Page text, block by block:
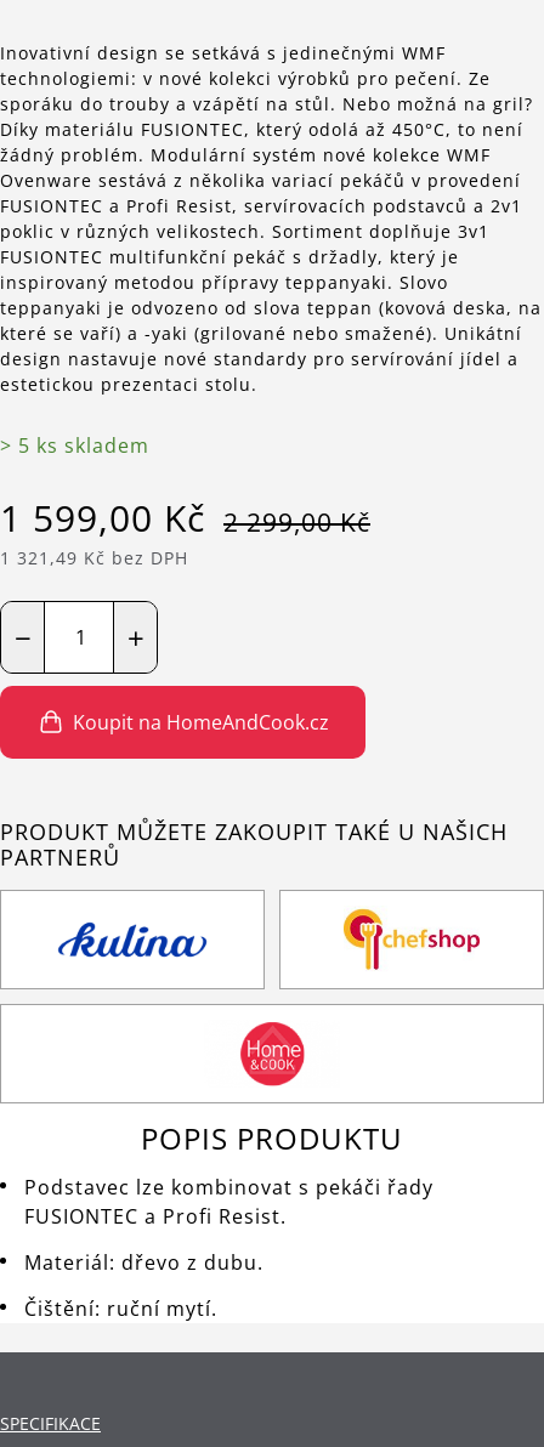
Inovativní design se setkává s jedinečnými WMF
technologiemi: v nové kolekci výrobků pro pečení. Ze
sporáku do trouby a vzápětí na stůl. Nebo možná na gril?
Díky materiálu FUSIONTEC, který odolá až 450°C, to není
žádný problém. Modulární systém nové kolekce WMF
Ovenware sestává z několika variací pekáčů v provedení
FUSIONTEC a Profi Resist, servírovacích podstavců a 2v1
poklic v různých velikostech. Sortiment doplňuje 3v1
FUSIONTEC multifunkční pekáč s držadly, který je
inspirovaný metodou přípravy teppanyaki. Slovo
teppanyaki je odvozeno od slova teppan (kovová deska, na
které se vaří) a -yaki (grilované nebo smažené). Unikátní
design nastavuje nové standardy pro servírování jídel a
estetickou prezentaci stolu.
> 5 ks skladem
1 599,00 Kč 2 299,00 Kč
1 321,49 Kč bez DPH
+
−
Koupit na HomeAndCook.cz
PRODUKT MŮŽETE ZAKOUPIT TAKÉ U NAŠICH
PARTNERŮ
POPIS PRODUKTU
Podstavec lze kombinovat s pekáči řady
FUSIONTEC a Profi Resist.
Materiál: dřevo z dubu.
Čištění: ruční mytí.
SPECIFIKACE